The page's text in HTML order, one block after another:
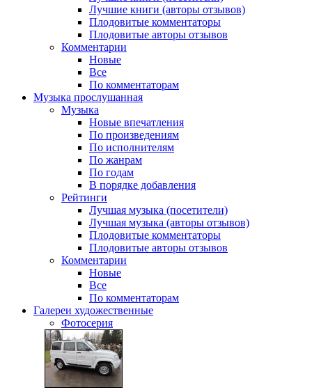
Лучшие книги (авторы отзывов)
Плодовитые комментаторы
Плодовитые авторы отзывов
Комментарии
Новые
Все
По комментаторам
Музыка прослушанная
Музыка
Новые впечатления
По произведениям
По исполнителям
По жанрам
По годам
В порядке добавления
Рейтинги
Лучшая музыка (посетители)
Лучшая музыка (авторы отзывов)
Плодовитые комментаторы
Плодовитые авторы отзывов
Комментарии
Новые
Все
По комментаторам
Галереи художественные
Фотосерия